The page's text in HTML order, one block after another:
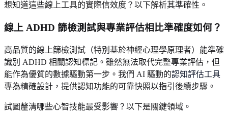
想知道這些線上工具的實際信效度？以下解析其準確性。
線上 ADHD 篩檢測試與專業評估相比準確度如何？
高品質的線上篩檢測試（特別基於神經心理學原理者）能準確
識別 ADHD 相關認知標記。雖然無法取代完整專業評估，但
能作為優質的數據驅動第一步。我們 AI 驅動的認知評估工具
專為精確設計，提供認知功能的可靠快照以指引後續步驟。
試圖釐清哪些心智技能最受影響？以下是關鍵領域。